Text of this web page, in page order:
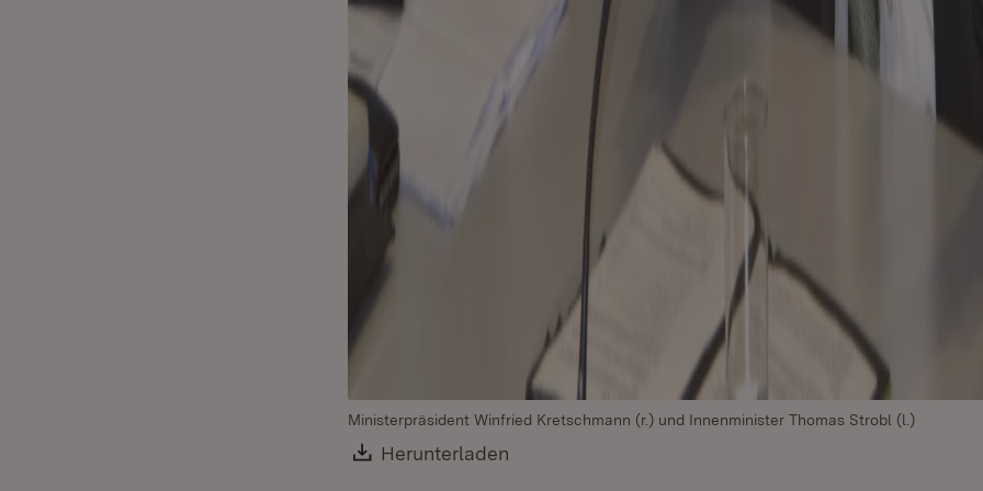
Ministerpräsident Winfried Kretschmann (r.) und Innenminister Thomas Strobl (l.)
Download:
Herunterladen